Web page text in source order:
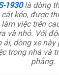
1930là dòng
kéo, được
việc trên
và nhỏ. Với
ái, dòng xe này
trong nhà và
phẳng.